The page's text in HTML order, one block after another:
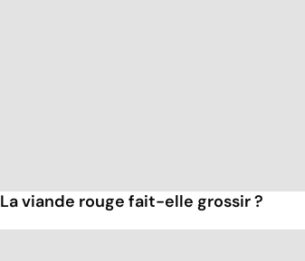
La viande rouge fait-elle grossir ?